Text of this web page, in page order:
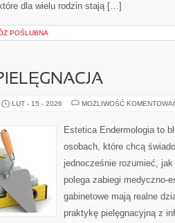
dla wielu rodzin stają […]
POŚLUBNA
LUT - 15 - 2026 MOŻLIWOŚĆ
Estetica Endermologia to
osobach, które chcą
jednocześnie rozumieć,
polega zabiegi medyczno-
gabinetowe mają realne
praktykę pielęgnacyjną z